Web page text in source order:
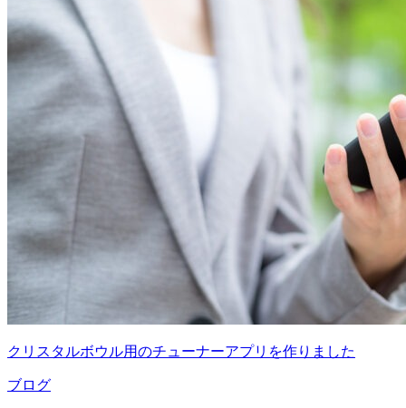
クリスタルボウル用のチューナーアプリを作りました
ブログ